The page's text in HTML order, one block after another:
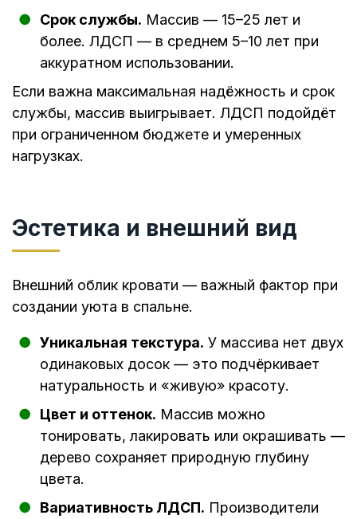
Срок службы. Массив — 15–25 лет и
более. ЛДСП — в среднем 5–10 лет при
аккуратном использовании.
Если важна максимальная надёжность и срок
службы, массив выигрывает. ЛДСП подойдёт
при ограниченном бюджете и умеренных
нагрузках.
Эстетика и внешний вид
Внешний облик кровати — важный фактор при
создании уюта в спальне.
Уникальная текстура. У массива нет двух
одинаковых досок — это подчёркивает
натуральность и «живую» красоту.
Цвет и оттенок. Массив можно
тонировать, лакировать или окрашивать —
дерево сохраняет природную глубину
цвета.
Вариативность ЛДСП. Производители